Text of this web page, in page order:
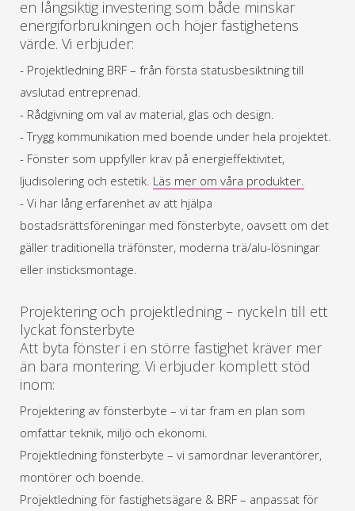
en långsiktig investering som både minskar
energiförbrukningen och höjer fastighetens
värde. Vi erbjuder:
- Projektledning BRF – från första statusbesiktning till
avslutad entreprenad.
- Rådgivning om val av material, glas och design.
- Trygg kommunikation med boende under hela projektet.
- Fönster som uppfyller krav på energieffektivitet,
ljudisolering och estetik. Läs mer om våra produkter.
- Vi har lång erfarenhet av att hjälpa
bostadsrättsföreningar med fönsterbyte, oavsett om det
gäller traditionella träfönster, moderna trä/alu-lösningar
eller insticksmontage.
Projektering och projektledning – nyckeln till ett
lyckat fönsterbyte
Att byta fönster i en större fastighet kräver mer
än bara montering. Vi erbjuder komplett stöd
inom:
Projektering av fönsterbyte – vi tar fram en plan som
omfattar teknik, miljö och ekonomi.
Projektledning fönsterbyte – vi samordnar leverantörer,
montörer och boende.
Projektledning för fastighetsägare & BRF – anpassat för